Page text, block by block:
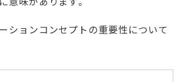
ションコンセプトの重要性について